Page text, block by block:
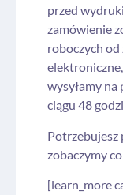
przed
zamówienie
roboczych
wysyłamy na
ciągu 48
Potrzebujesz
zobaczymy
[learn_more